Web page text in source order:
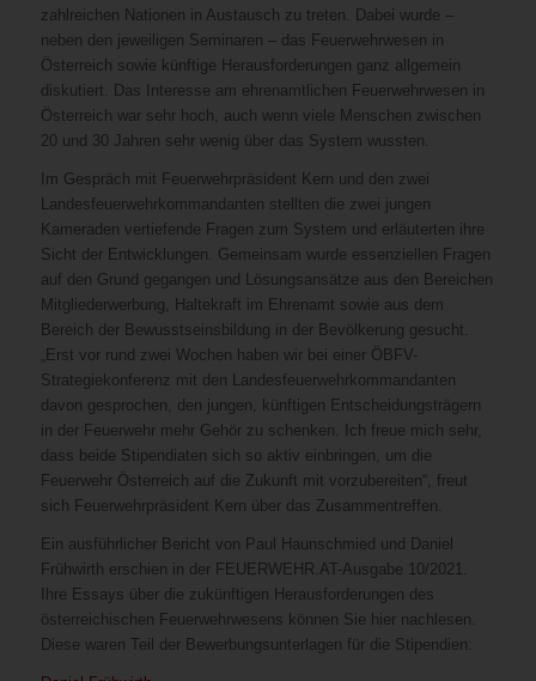
zahlreichen Nationen in Austausch zu treten. Dabei wurde –
neben den jeweiligen Seminaren – das Feuerwehrwesen in
Österreich sowie künftige Herausforderungen ganz allgemein
diskutiert. Das Interesse am ehrenamtlichen Feuerwehrwesen in
Österreich war sehr hoch, auch wenn viele Menschen zwischen
20 und 30 Jahren sehr wenig über das System wussten.
Im Gespräch mit Feuerwehrpräsident Kern und den zwei
Landesfeuerwehrkommandanten stellten die zwei jungen
Kameraden vertiefende Fragen zum System und erläuterten ihre
Sicht der Entwicklungen. Gemeinsam wurde essenziellen Fragen
auf den Grund gegangen und Lösungsansätze aus den Bereichen
Mitgliederwerbung, Haltekraft im Ehrenamt sowie aus dem
Bereich der Bewusstseinsbildung in der Bevölkerung gesucht.
„Erst vor rund zwei Wochen haben wir bei einer ÖBFV-
Strategiekonferenz mit den Landesfeuerwehrkommandanten
davon gesprochen, den jungen, künftigen Entscheidungsträgern
in der Feuerwehr mehr Gehör zu schenken. Ich freue mich sehr,
dass beide Stipendiaten sich so aktiv einbringen, um die
Feuerwehr Österreich auf die Zukunft mit vorzubereiten“, freut
sich Feuerwehrpräsident Kern über das Zusammentreffen.
Ein ausführlicher Bericht von Paul Haunschmied und Daniel
Frühwirth erschien in der FEUERWEHR.AT-Ausgabe 10/2021.
Ihre Essays über die zukünftigen Herausforderungen des
österreichischen Feuerwehrwesens können Sie hier nachlesen.
Diese waren Teil der Bewerbungsunterlagen für die Stipendien: